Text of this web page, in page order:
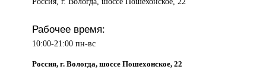
Рабочее время:
10:00-21:00 пн-вс
Россия, г. Вологда, шоссе Пошехонское, 22